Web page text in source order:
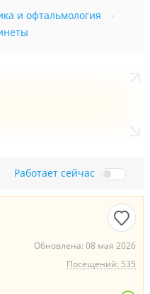
и офтальмология
Работает сейчас
Обновлена: 08 мая 2026
Посещений: 535